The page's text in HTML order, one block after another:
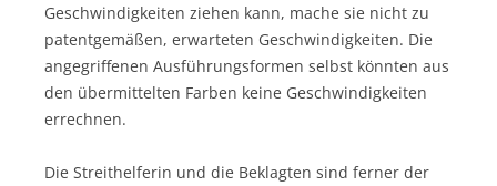
Geschwindigkeiten ziehen kann, mache sie nicht zu
patentgemäßen, erwarteten Geschwindigkeiten. Die
angegriffenen Ausführungsformen selbst könnten aus
den übermittelten Farben keine Geschwindigkeiten
errechnen.
Die Streithelferin und die Beklagten sind ferner der